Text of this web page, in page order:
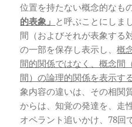
位置を持たない概念的なも
的表象」 と呼ぶことにしま
間（およびそれが表象する
の一部を保存し表示し、概
間的関係ではなく、概念間
間）の論理的関係を表示す
象内容の違いは、その相関
からは、知覚の発達を、走
オペラント追いかけ、78回